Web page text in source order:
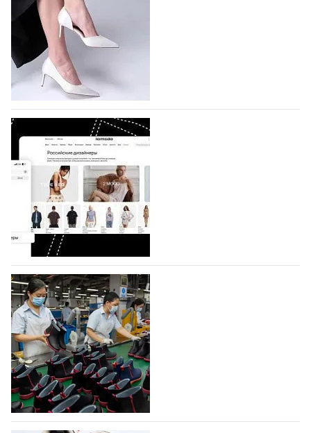
На участие в седьмой Московской неделе моды,
которая пройдет в российской столице с 26 сентября
по 1 октября, уже подано 1047 заявок. Примерно
половину из них (494) прислали дизайнеры,
коллекции которых не были представлены в…
07.08.2026 363
BALLINA представит свои новинки на Euro
Shoes
Компания BALLINA Guangzhou Lihuang Footwear
Co., Ltd., основанная в 2011 году и расположенная в
Гуанчжоу, столице моды Китая, является
профессиональной обувной компанией,
объединяющей разработку, производство и…
07.08.2026 277
На платформе Lamoda - новый раздел и
условия продвижения локальных
дизайнерских марок
Российский маркетплейс Lamoda решил обновить
раздел для продажи продукции локальных
дизайнерских марок одежды, обуви и аксессуаров.
Бренды также получат маркетинговую…
06.08.2026 450